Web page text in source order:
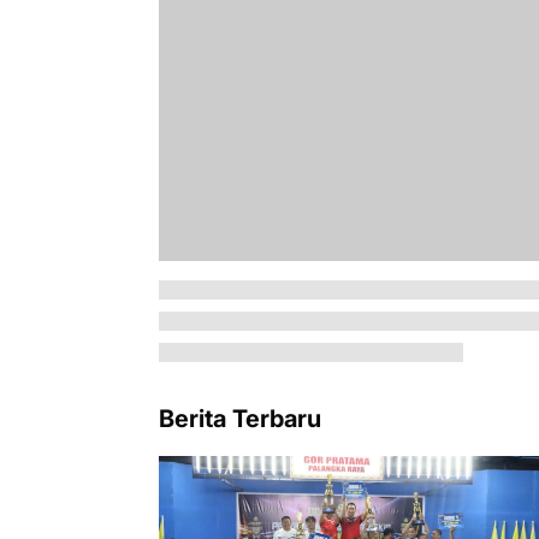
Berita Terbaru